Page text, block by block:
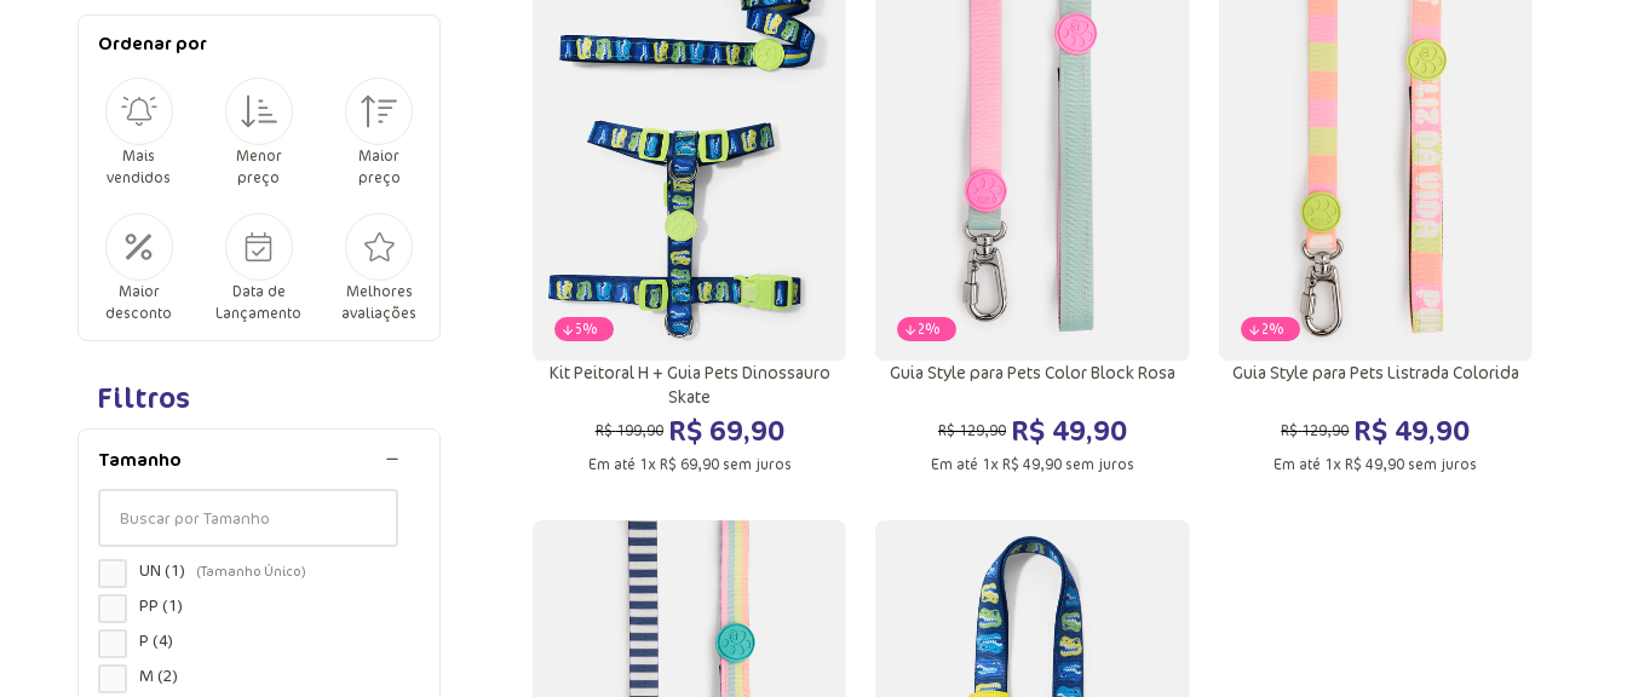
Ordenar por
Mais
vendidos
Menor
preço
Maior
preço
Maior
desconto
Data de
Lançamento
Melhores
avaliações
Filtros
Tamanho
UN (1)
PP (1)
P (4)
M (2)
Adicionar a sacola Adicionar a sacola
M
Adicionar a sacola
-65%
Kit Peitoral H + Guia Pets Dinossauro
Skate
R$199,90 R$ 69,90
Em até 1xR$ 69,90sem juros
-62%
Guia Style para Pets Color Block Rosa
R$129,90 R$ 49,90
Em até 1xR$ 49,90sem juros
-62%
Guia Style para Pets Listrada Colorida
R$129,90 R$ 49,90
Em até 1xR$ 49,90 sem juros